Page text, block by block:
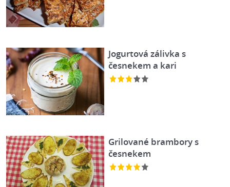
Jogurtová zálivka s
česnekem a kari
Grilované brambory s
česnekem